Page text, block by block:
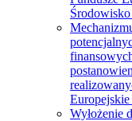
Wyłożenie